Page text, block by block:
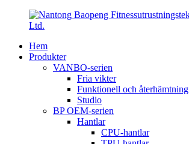
Hem
Produkter
VANBO-serien
Fria vikter
Funktionell och återhämtning
Studio
BP OEM-serien
Hantlar
CPU-hantlar